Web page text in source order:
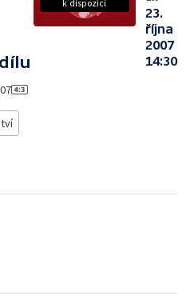
k dispozici
23.
října
2007
14:30